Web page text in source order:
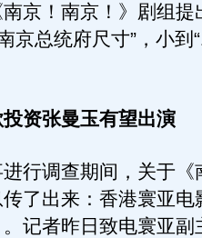
京！南京！》剧组提
京总统府尺寸”，小到
资张曼玉有望出演
调查期间，关于《
了出来：香港寰亚电
记者昨日致电寰亚副